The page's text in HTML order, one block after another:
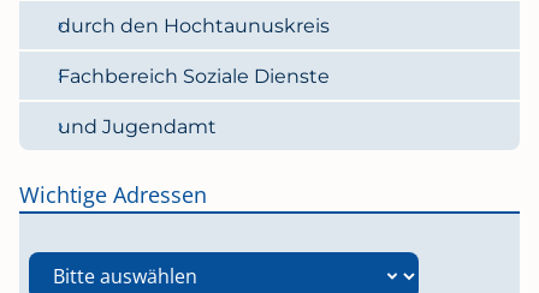
durch den Hochtaunuskreis
Fachbereich Soziale Dienste
und Jugendamt
Wichtige Adressen